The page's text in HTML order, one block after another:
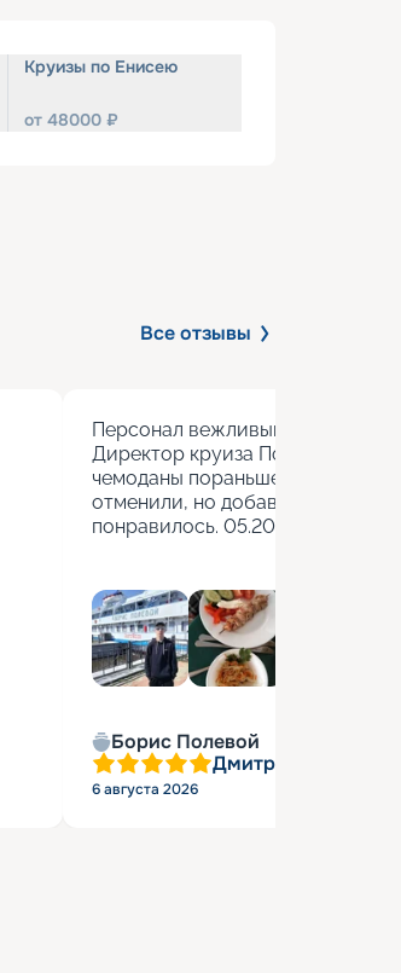
Круизы по Енисею
от 48000 ₽
Все отзывы
Персонал вежливый, кормят
Директор круиза Полина
чемоданы пораньше взяли.
отменили, но добавили
понравилось. 05.2026г.
Борис Полевой
Дмитрий
6 августа 2026